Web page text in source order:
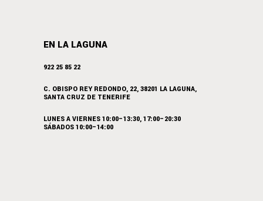
EN LA LAGUNA
922 25 85 22
C. OBISPO REY REDONDO, 22, 38201 LA LAGUNA,
SANTA CRUZ DE TENERIFE
LUNES A VIERNES 10:00–13:30, 17:00–20:30
SÁBADOS 10:00–14:00